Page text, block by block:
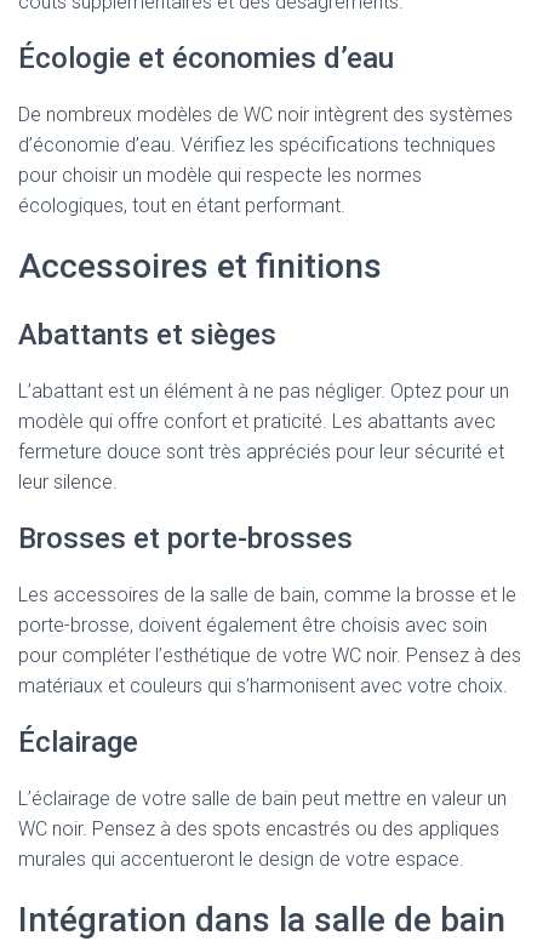
Écologie et économies d’eau
De nombreux modèles de WC noir intègrent des systèmes
d’économie d’eau. Vérifiez les spécifications techniques
pour choisir un modèle qui respecte les normes
écologiques, tout en étant performant.
Accessoires et finitions
Abattants et sièges
L’abattant est un élément à ne pas négliger. Optez pour un
modèle qui offre confort et praticité. Les abattants avec
fermeture douce sont très appréciés pour leur sécurité et
leur silence.
Brosses et porte-brosses
Les accessoires de la salle de bain, comme la brosse et le
porte-brosse, doivent également être choisis avec soin
pour compléter l’esthétique de votre WC noir. Pensez à des
matériaux et couleurs qui s’harmonisent avec votre choix.
Éclairage
L’éclairage de votre salle de bain peut mettre en valeur un
WC noir. Pensez à des spots encastrés ou des appliques
murales qui accentueront le design de votre espace.
Intégration dans la salle de bain